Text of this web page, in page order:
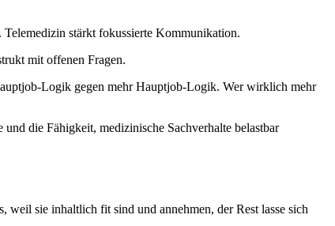
stärkt fokussierte Kommunikation.
mit offenen Fragen.
Logik gegen mehr Hauptjob-Logik. Wer wirklich mehr
die Fähigkeit, medizinische Sachverhalte belastbar
sie inhaltlich fit sind und annehmen, der Rest lasse sich